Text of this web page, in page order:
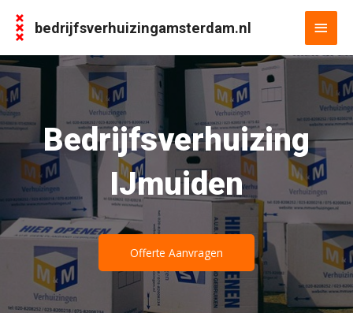
bedrijfsverhuizingamsterdam.nl
Bedrijfsverhuizing
IJmuiden
Offerte Aanvragen